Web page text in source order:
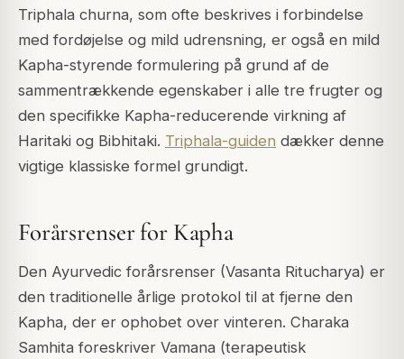
Triphala churna, som ofte beskrives i forbindelse
med fordøjelse og mild udrensning, er også en mild
Kapha-styrende formulering på grund af de
sammentrækkende egenskaber i alle tre frugter og
den specifikke Kapha-reducerende virkning af
Haritaki og Bibhitaki. Triphala-guiden dækker denne
vigtige klassiske formel grundigt.
Forårsrenser for Kapha
Den Ayurvedic forårsrenser (Vasanta Ritucharya) er
den traditionelle årlige protokol til at fjerne den
Kapha, der er ophobet over vinteren. Charaka
Samhita foreskriver Vamana (terapeutisk